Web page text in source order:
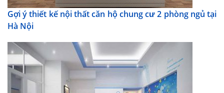
Gợi ý thiết kế nội thất căn hộ chung cư 2 phòng ngủ tại
Hà Nội